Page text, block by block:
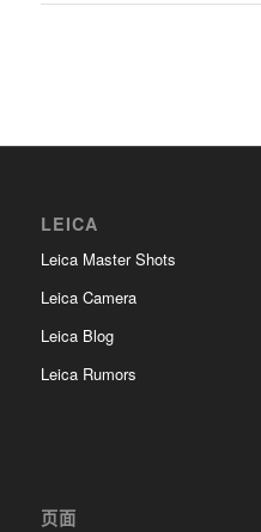
LEICA
Leica Master Shots
Leica Camera
Leica Blog
Leica Rumors
页面